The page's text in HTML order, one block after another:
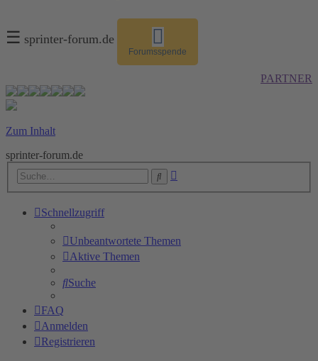
☰ sprinter-forum.de
Forumsspende
PARTNER
Zum Inhalt
sprinter-forum.de
Suche
Schnellzugriff
Unbeantwortete Themen
Aktive Themen
Suche
FAQ
Anmelden
Registrieren